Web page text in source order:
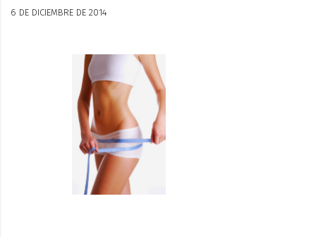
6 DE DICIEMBRE DE 2014